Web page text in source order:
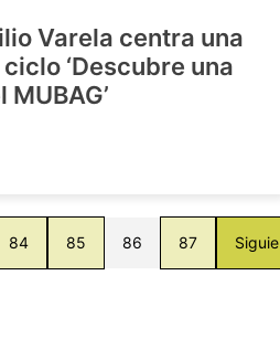
Varela centra una
‘Descubre una
84 85 86 87